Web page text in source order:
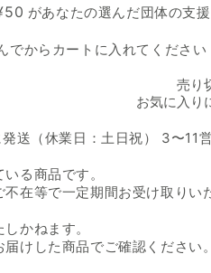
50 があなたの選んだ団体の支
でからカートに入れてください
量を減らす
売り
お気に入り
送（休業日：土日祝） 3〜11
る商品です。
在等で一定期間お受け取り
かねます。
けした商品でご確認くださ